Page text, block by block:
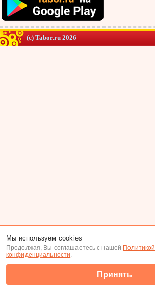
(c) Tabor.ru 2026
Мы используем cookies
Продолжая, Вы соглашаетесь с нашей Политикой
конфиденциальности.
Принять